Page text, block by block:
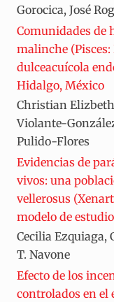
Gorocica, José
Comunidades de
malinche (Pisces:
dulceacuícola
Hidalgo, México
Christian
Violante-
Pulido-Flores
Evidencias de
vivos: una
vellerosus
modelo de
Cecilia Ezquiaga,
T. Navone
Efecto de los
controlados en el